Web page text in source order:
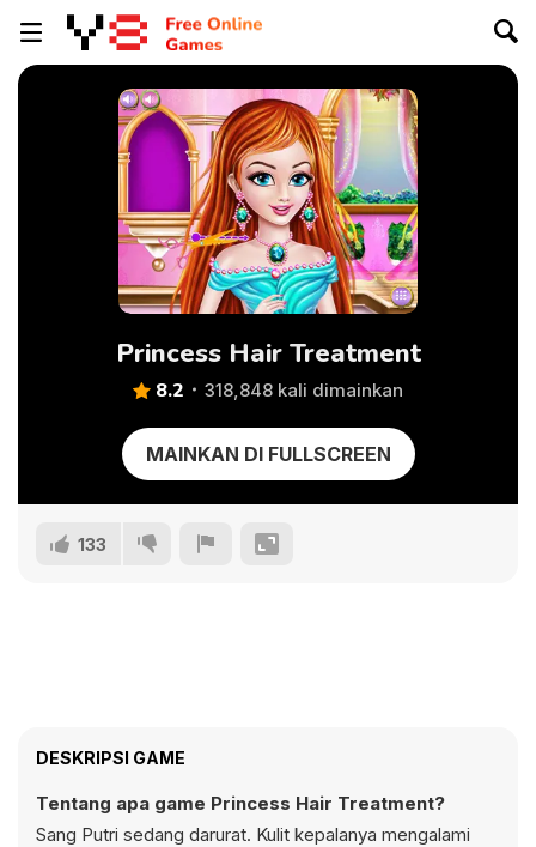
Princess Hair Treatment
8.2 318,848 kali dimainkan
MAINKAN DI FULLSCREEN
133
DESKRIPSI GAME
Tentang apa game Princess Hair Treatment?
Sang Putri sedang darurat. Kulit kepalanya mengalami